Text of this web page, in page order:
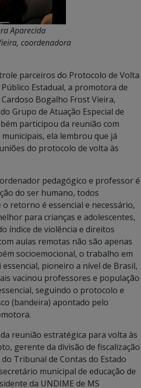
Aparecida
coordenadora
parceiros do Protocolo de Volta
Estadual, a promotora de
Bogalho Frost Vieira,
Grupo de Atuação Especial de
participou da reunião com
ela lembrou que já
do protocolo de volta às
pedagógico e professor é
do ser humano, todos
o retorno é essencial e necessário,
para crianças e adolescentes,
índice de violência e direitos
aulas remotas não são apenas
socioemocional, o trabalho em
pioneiro a nível de Brasil,
vacinou professores e população
seguindo o protocolo e
(bandeira) apontado pelo
reunião estratégica para volta às
gerente da divisão de fiscalização
Tribunal de Contas do Estado
municipal de educação de
da UNDIME de MS